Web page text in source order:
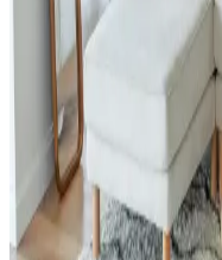
USM Haller modüler
marangozlar ve yapı
ekonomik ve esnek
maliyetleri ve kullanıcı
Yeşil Kanepe
Mobilya Düzeniyle
Yeşil kanepe, odanın
sağladığında